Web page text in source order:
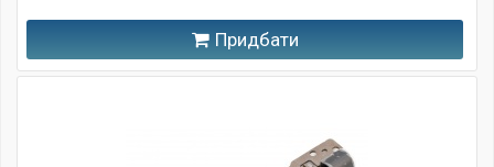
Придбати